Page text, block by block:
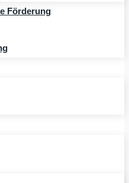
Förderung